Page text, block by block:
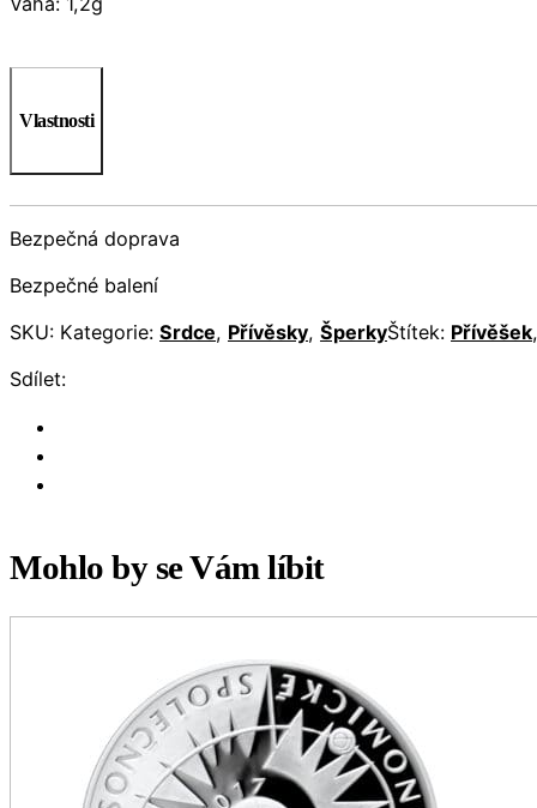
Vlastnosti
Bezpečná doprava
Bezpečné balení
SKU: Kategorie: Srdce, Přívěsky, ŠperkyŠtítek: Přívěšek
Sdílet:
Mohlo by se Vám líbit